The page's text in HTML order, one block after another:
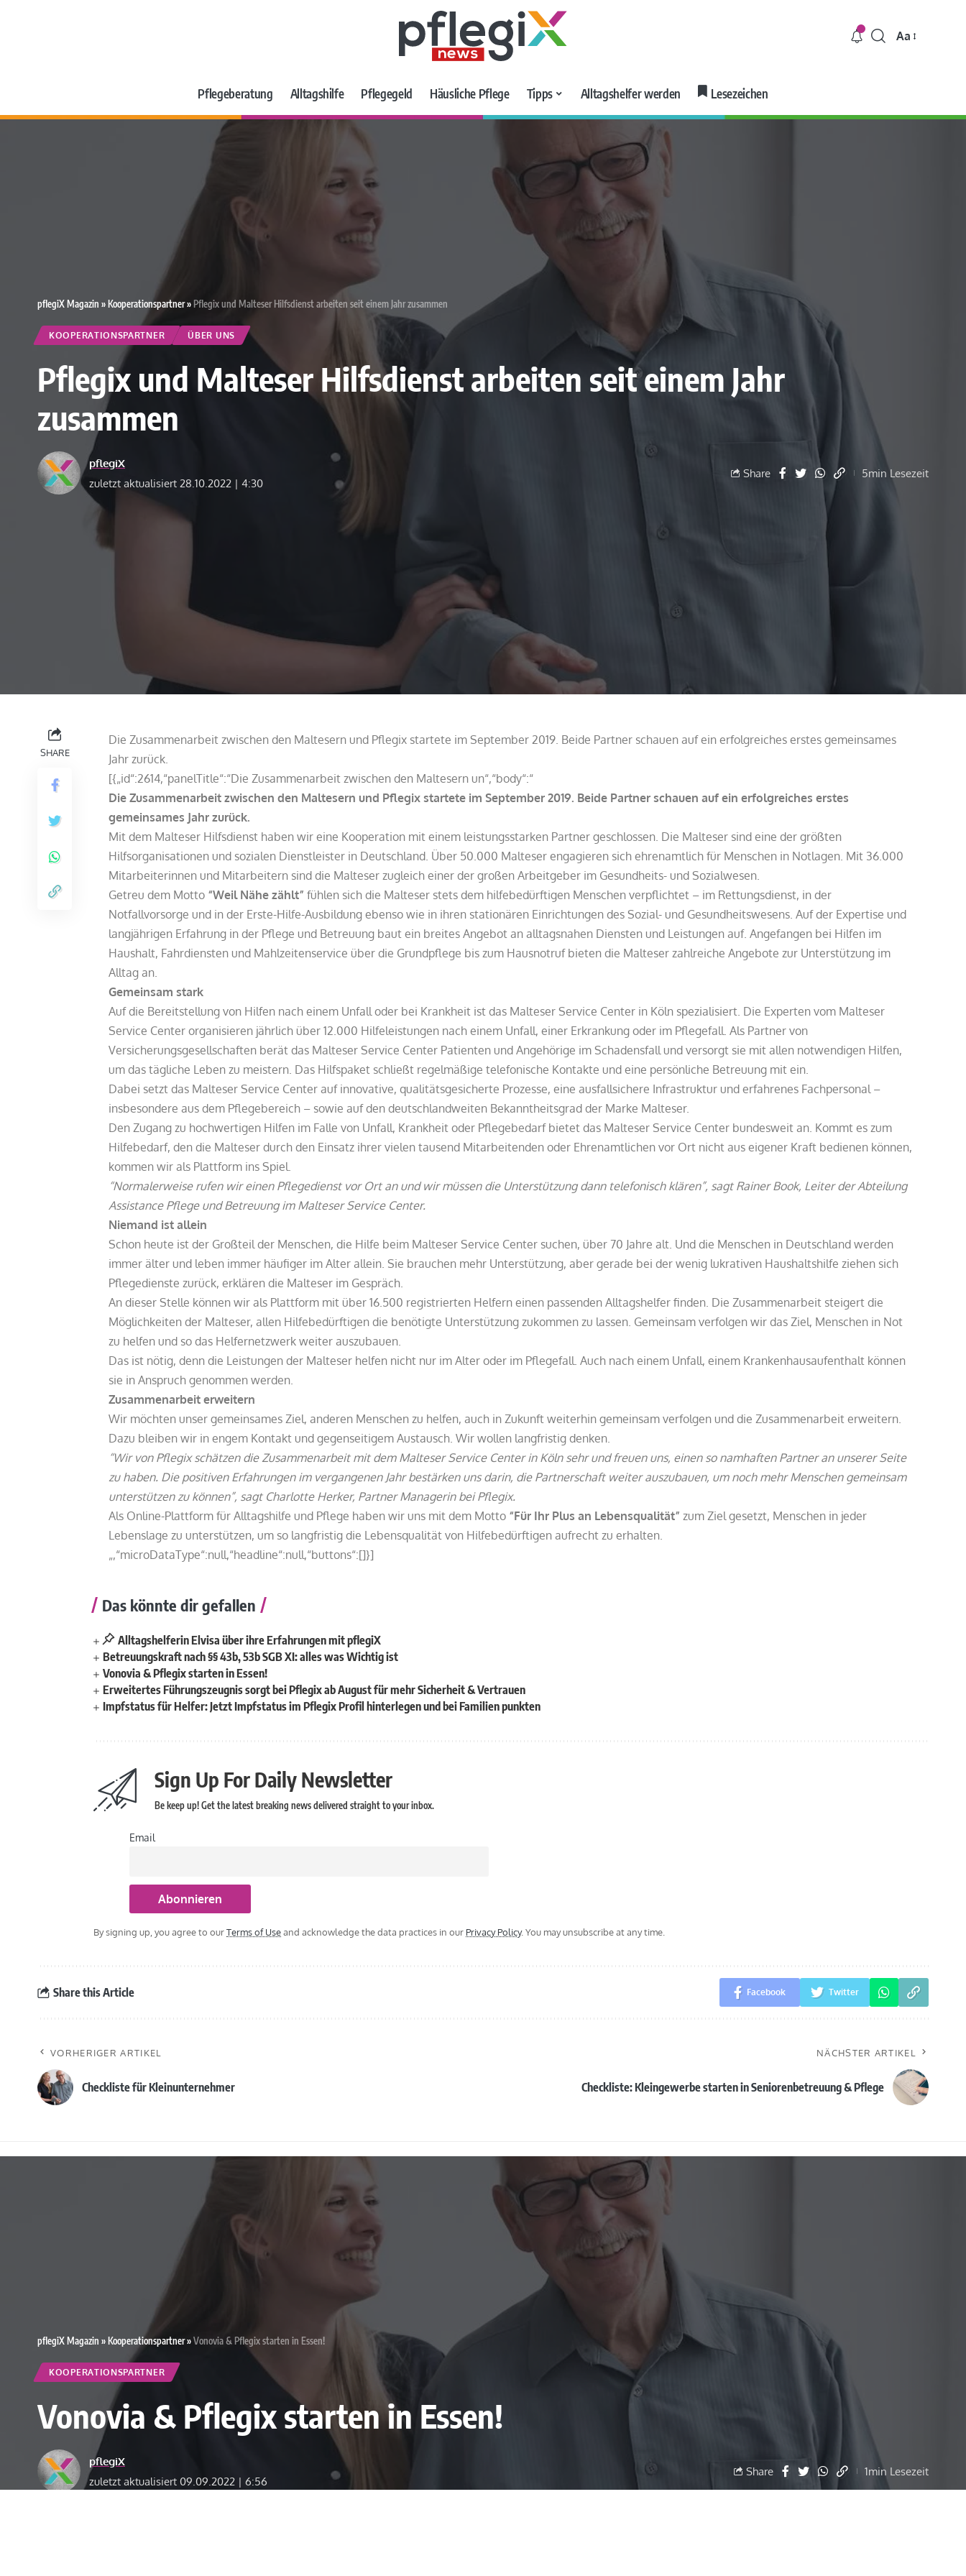
Aa
Pflegeberatung Alltagshilfe Pflegegeld Häusliche Pflege Tipps Alltagshelfer werden Lesezeichen
pflegiX Magazin » Kooperationspartner» Pflegix und Malteser Hilfsdienst arbeiten seit einem Jahr zusammen
KOOPERATIONSPARTNER ÜBER UNS
Pflegix und Malteser Hilfsdienst arbeiten seit einem Jahr
zusammen
zuletzt aktualisiert 28.10.2022 | 4:30
pflegiX
Share 5min Lesezeit
SHARE
Die Zusammenarbeit zwischen den Maltesern und Pflegix startete im September 2019. Beide Partner schauen auf ein erfolgreiches erstes gemeinsames
Jahr zurück.
[{„id“:2614,“panelTitle“:“Die Zusammenarbeit zwischen den Maltesern un“,“body“:“
Die Zusammenarbeit zwischen den Maltesern und Pflegix startete im September 2019. Beide Partner schauen auf ein erfolgreiches erstes
gemeinsames Jahr zurück.
Mit dem Malteser Hilfsdienst haben wir eine Kooperation mit einem leistungsstarken Partner geschlossen. Die Malteser sind eine der größten
Hilfsorganisationen und sozialen Dienstleister in Deutschland. Über 50.000 Malteser engagieren sich ehrenamtlich für Menschen in Notlagen. Mit 36.000
Mitarbeiterinnen und Mitarbeitern sind die Malteser zugleich einer der großen Arbeitgeber im Gesundheits- und Sozialwesen.
Getreu dem Motto “Weil Nähe zählt” fühlen sich die Malteser stets dem hilfebedürftigen Menschen verpflichtet – im Rettungsdienst, in der
Notfallvorsorge und in der Erste-Hilfe-Ausbildung ebenso wie in ihren stationären Einrichtungen des Sozial- und Gesundheitswesens. Auf der Expertise und
langjährigen Erfahrung in der Pflege und Betreuung baut ein breites Angebot an alltagsnahen Diensten und Leistungen auf. Angefangen bei Hilfen im
Haushalt, Fahrdiensten und Mahlzeitenservice über die Grundpflege bis zum Hausnotruf bieten die Malteser zahlreiche Angebote zur Unterstützung im
Alltag an.
Gemeinsam stark
Auf die Bereitstellung von Hilfen nach einem Unfall oder bei Krankheit ist das Malteser Service Center in Köln spezialisiert. Die Experten vom Malteser
Service Center organisieren jährlich über 12.000 Hilfeleistungen nach einem Unfall, einer Erkrankung oder im Pflegefall. Als Partner von
Versicherungsgesellschaften berät das Malteser Service Center Patienten und Angehörige im Schadensfall und versorgt sie mit allen notwendigen Hilfen,
um das tägliche Leben zu meistern. Das Hilfspaket schließt regelmäßige telefonische Kontakte und eine persönliche Betreuung mit ein.
Dabei setzt das Malteser Service Center auf innovative, qualitätsgesicherte Prozesse, eine ausfallsichere Infrastruktur und erfahrenes Fachpersonal –
insbesondere aus dem Pflegebereich – sowie auf den deutschlandweiten Bekanntheitsgrad der Marke Malteser.
Den Zugang zu hochwertigen Hilfen im Falle von Unfall, Krankheit oder Pflegebedarf bietet das Malteser Service Center bundesweit an. Kommt es zum
Hilfebedarf, den die Malteser durch den Einsatz ihrer vielen tausend Mitarbeitenden oder Ehrenamtlichen vor Ort nicht aus eigener Kraft bedienen können,
kommen wir als Plattform ins Spiel.
“Normalerweise rufen wir einen Pflegedienst vor Ort an und wir müssen die Unterstützung dann telefonisch klären”, sagt Rainer Book, Leiter der Abteilung
Assistance Pflege und Betreuung im Malteser Service Center.
Niemand ist allein
Schon heute ist der Großteil der Menschen, die Hilfe beim Malteser Service Center suchen, über 70 Jahre alt. Und die Menschen in Deutschland werden
immer älter und leben immer häufiger im Alter allein. Sie brauchen mehr Unterstützung, aber gerade bei der wenig lukrativen Haushaltshilfe ziehen sich
Pflegedienste zurück, erklären die Malteser im Gespräch.
An dieser Stelle können wir als Plattform mit über 16.500 registrierten Helfern einen passenden Alltagshelfer finden. Die Zusammenarbeit steigert die
Möglichkeiten der Malteser, allen Hilfebedürftigen die benötigte Unterstützung zukommen zu lassen. Gemeinsam verfolgen wir das Ziel, Menschen in Not
zu helfen und so das Helfernetzwerk weiter auszubauen.
Das ist nötig, denn die Leistungen der Malteser helfen nicht nur im Alter oder im Pflegefall. Auch nach einem Unfall, einem Krankenhausaufenthalt können
sie in Anspruch genommen werden.
Zusammenarbeit erweitern
Wir möchten unser gemeinsames Ziel, anderen Menschen zu helfen, auch in Zukunft weiterhin gemeinsam verfolgen und die Zusammenarbeit erweitern.
Dazu bleiben wir in engem Kontakt und gegenseitigem Austausch. Wir wollen langfristig denken.
“Wir von Pflegix schätzen die Zusammenarbeit mit dem Malteser Service Center in Köln sehr und freuen uns, einen so namhaften Partner an unserer Seite
zu haben. Die positiven Erfahrungen im vergangenen Jahr bestärken uns darin, die Partnerschaft weiter auszubauen, um noch mehr Menschen gemeinsam
unterstützen zu können”, sagt Charlotte Herker, Partner Managerin bei Pflegix.
Als Online-Plattform für Alltagshilfe und Pflege haben wir uns mit dem Motto “Für Ihr Plus an Lebensqualität” zum Ziel gesetzt, Menschen in jeder
Lebenslage zu unterstützen, um so langfristig die Lebensqualität von Hilfebedürftigen aufrecht zu erhalten.
„,“microDataType“:null,“headline“:null,“buttons“:[]}]
Das könnte dir gefallen
Alltagshelferin Elvisa über ihre Erfahrungen mit pflegiX
Betreuungskraft nach §§ 43b, 53b SGB XI: alles was Wichtig ist
Vonovia & Pflegix starten in Essen!
Erweitertes Führungszeugnis sorgt bei Pflegix ab August für mehr Sicherheit & Vertrauen
Impfstatus für Helfer: Jetzt Impfstatus im Pflegix Profil hinterlegen und bei Familien punkten
Sign Up For Daily Newsletter
Be keep up! Get the latest breaking news delivered straight to your inbox.
Email
By signing up, you agree to ourTerms of Useand acknowledge the data practices in our Privacy Policy. You may unsubscribe at any time.
Share this Article Facebook Twitter
VORHERIGER ARTIKEL
Checkliste für Kleinunternehmer
NÄCHSTER ARTIKEL
Checkliste: Kleingewerbe starten in Seniorenbetreuung & Pflege
pflegiX Magazin » Kooperationspartner»Vonovia & Pflegix starten in Essen!
KOOPERATIONSPARTNER
Vonovia & Pflegix starten in Essen!
zuletzt aktualisiert 09.09.2022 | 6:56
pflegiX
Share 1min Lesezeit